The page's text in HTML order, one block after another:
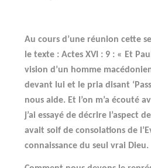
Au cours d’une réunion cette
le texte : Actes XVI : 9 : « Et
vision d’un homme
devant lui et le pria disant
nous aide. Et l’on m’a écouté
j’ai essayé de décrire l’aspect
avait soif de consolations de
connaissance du seul vrai Dieu.